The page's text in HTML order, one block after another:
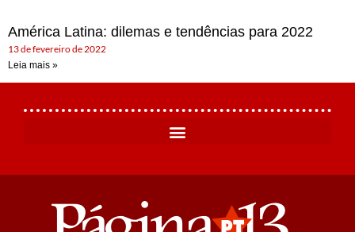
América Latina: dilemas e tendências para 2022
13 de fevereiro de 2022
Leia mais »